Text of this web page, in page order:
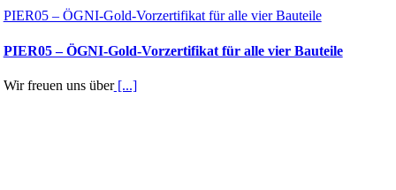
PIER05 – ÖGNI-Gold-Vorzertifikat für alle vier Bauteile
PIER05 – ÖGNI-Gold-Vorzertifikat für alle vier Bauteile
Wir freuen uns über[...]